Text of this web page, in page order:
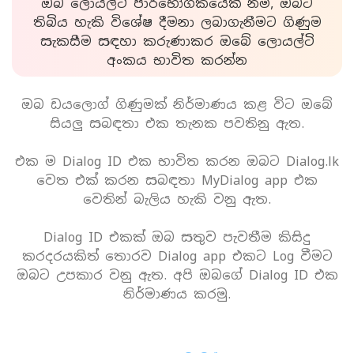
තිබිය හැකි විශේෂ දීමනා ලබාගැනීමට ගිණුම
සැකසීම සඳහා කරුණාකර ඔබේ ලොයල්ටි
අංකය භාවිත කරන්න
ඔබ ඩයලොග් ගිණුමක් නිර්මාණය කළ විට ඔබේ
සියලු සබඳතා එක තැනක පවතිනු ඇත.
එක ම Dialog ID එක භාවිත කරන ඔබට Dialog.lk
වෙත එක් කරන සබඳතා MyDialog app එක
වෙතින් බැලිය හැකි වනු ඇත.
Dialog ID එකක් ඔබ සතුව පැවතීම කිසිදු
කරදරයකිත් තොරව Dialog app එකට Log වීමට
ඔබට උපකාර වනු ඇත. අපි ඔබගේ Dialog ID එක
නිර්මාණය කරමු.